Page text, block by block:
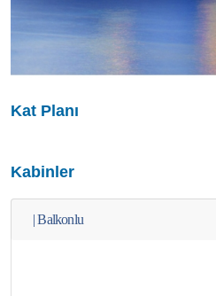
Kat Planı
Kabinler
|Balkonlu